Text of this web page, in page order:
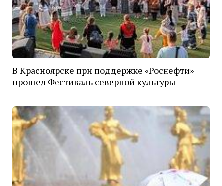
В Красноярске при поддержке «Роснефти»
прошел Фестиваль северной культуры